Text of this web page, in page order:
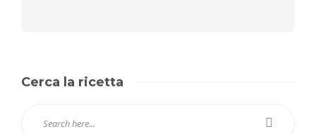
Cerca la ricetta